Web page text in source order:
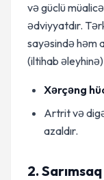
və güclü
ədviyyatdır.
sayəsində həm
(iltihab
Xərçəng
Artrit və
azaldır.
2. Sarımsaq